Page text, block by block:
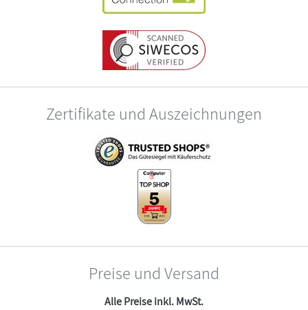
Zertifikate und Auszeichnungen
Preise und Versand
Alle Preise inkl. MwSt.